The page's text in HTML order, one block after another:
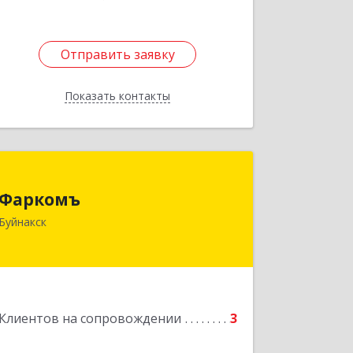
Отправить заявку
Показать контакты
Отправить заявку
Назад
Фаркомъ
Буйнакск
Клиентов на сопровождении 3